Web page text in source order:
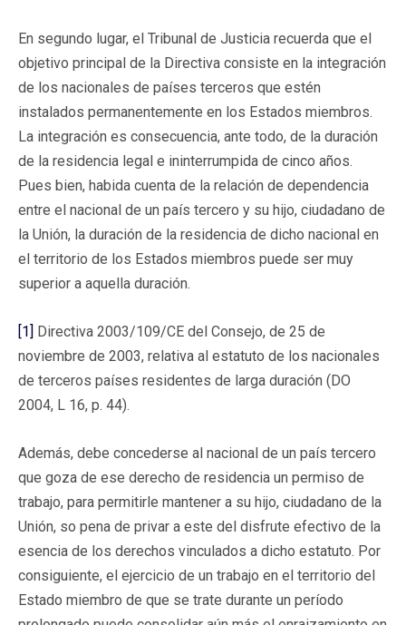
En segundo lugar, el Tribunal de Justicia recuerda que el
objetivo principal de la Directiva consiste en la integración
de los nacionales de países terceros que estén
instalados permanentemente en los Estados miembros.
La integración es consecuencia, ante todo, de la duración
de la residencia legal e ininterrumpida de cinco años.
Pues bien, habida cuenta de la relación de dependencia
entre el nacional de un país tercero y su hijo, ciudadano de
la Unión, la duración de la residencia de dicho nacional en
el territorio de los Estados miembros puede ser muy
superior a aquella duración.
[1] Directiva 2003/109/CE del Consejo, de 25 de
noviembre de 2003, relativa al estatuto de los nacionales
de terceros países residentes de larga duración (DO
2004, L 16, p. 44).
Además, debe concederse al nacional de un país tercero
que goza de ese derecho de residencia un permiso de
trabajo, para permitirle mantener a su hijo, ciudadano de la
Unión, so pena de privar a este del disfrute efectivo de la
esencia de los derechos vinculados a dicho estatuto. Por
consiguiente, el ejercicio de un trabajo en el territorio del
Estado miembro de que se trate durante un período